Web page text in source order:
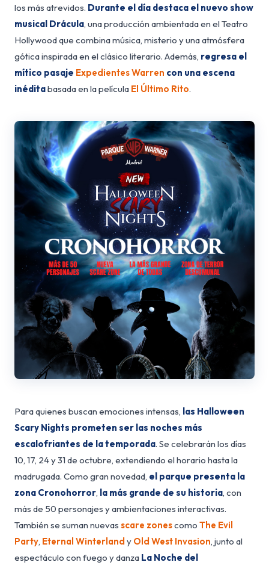
los más atrevidos. Durante el día destaca el nuevo show
musical Drácula, una producción ambientada en el Teatro
Hollywood que combina música, misterio y una atmósfera
gótica inspirada en el clásico literario. Además, regresa el
mítico pasaje Expedientes Warren con una escena
inéditabasada en la película El Último Rito.
Para quienes buscan emociones intensas, las Halloween
Scary Nights prometen ser las noches más
escalofriantes de la temporada. Se celebrarán los días
10, 17, 24 y 31 de octubre, extendiendo el horario hasta la
madrugada. Como gran novedad, el parque presenta la
zona Cronohorror, la más grande de su historia, con
más de 50 personajes y ambientaciones interactivas.
También se suman nuevas scare zonescomo The Evil
Party, Eternal Winterland y Old West Invasion, junto al
espectáculo con fuego y danza La Noche del